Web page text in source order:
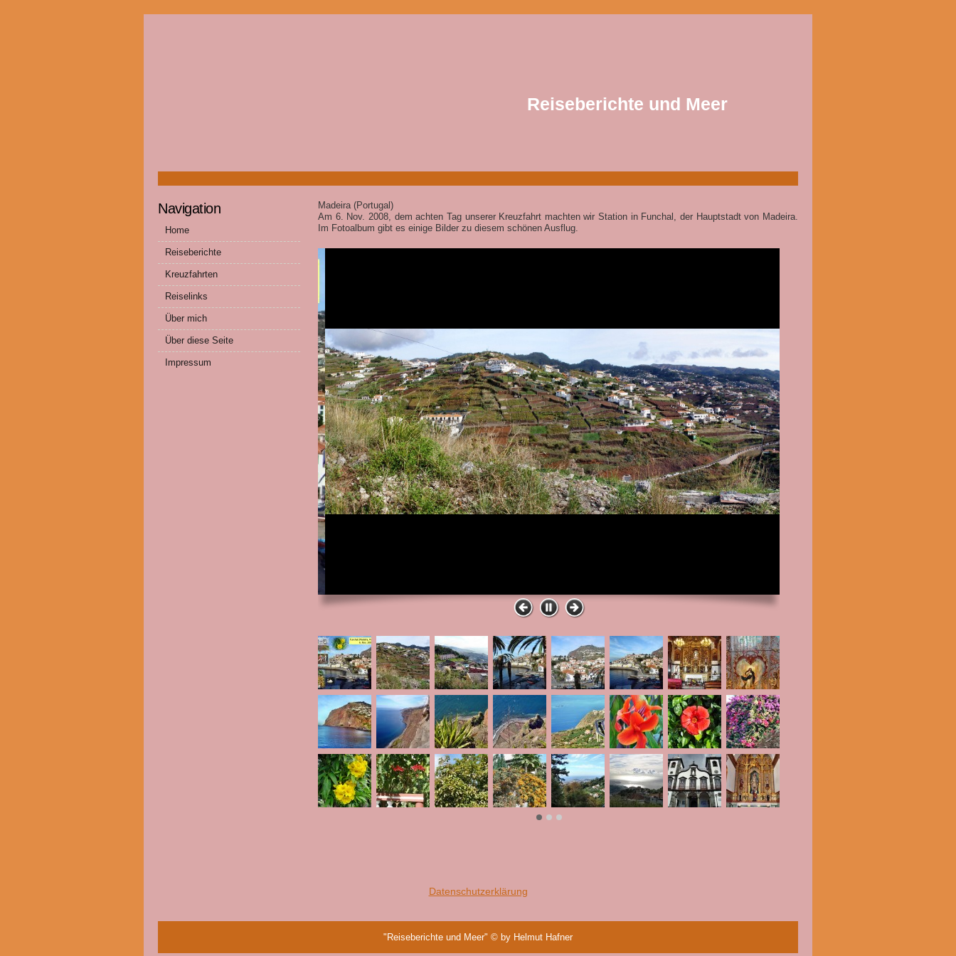
Reiseberichte und Meer
Navigation
Home
Reiseberichte
Kreuzfahrten
Reiselinks
Über mich
Über diese Seite
Impressum
Madeira (Portugal)
Am 6. Nov. 2008, dem achten Tag unserer Kreuzfahrt machten wir Station in Funchal, der Hauptstadt von Madeira.
Im Fotoalbum gibt es einige Bilder zu diesem schönen Ausflug.
Datenschutzerklärung
"Reiseberichte und Meer" © by Helmut Hafner